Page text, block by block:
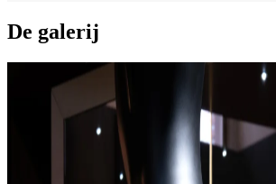
De galerij